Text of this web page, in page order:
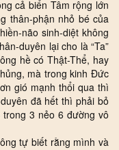
cả biển Tâm rộng lớn
thân-phận nhỏ bé của
não sinh-diệt không
duyên lại cho là “Ta”
hề có Thật-Thể, hay
mà trong kinh Đức
gió mạnh thổi qua thì
đã hết thì phải bỏ
3 nẻo 6 đường vô
tự biết rằng mình và